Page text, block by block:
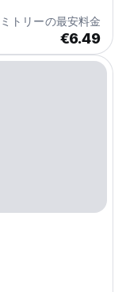
ミトリーの最安料金
€6.49